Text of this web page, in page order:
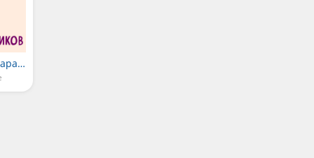
Сказка про семью карандашиков